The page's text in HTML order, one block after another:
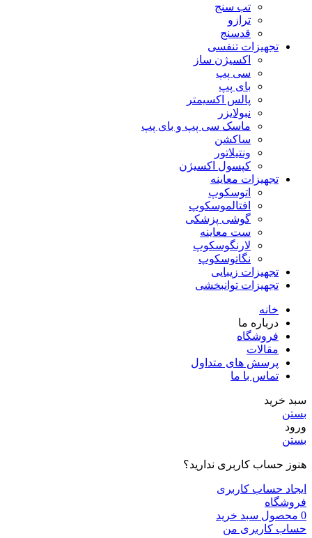
تب سنج
ترازو
قدسنج
تجهیزات تنفسی
اکسیژن ساز
سی پپ
بای پپ
پالس اکسیمتر
نبولایزر
ماسک سی پپ و بای پپ
ساکشن
ونتیلاتور
کپسول اکسیژن
تجهیزات معاینه
اتوسکوپ
افتالموسکوپ
گوشی پزشکی
ست معاینه
لارنگوسکوپ
نگاتوسکوپ
تجهیزات زیبایی
تجهیزات توانبخشی
خانه
درباره ما
فروشگاه
مقالات
پرسش های متداول
تماس با ما
سبد خرید
بستن
ورود
بستن
هنوز حساب کاربری ندارید؟
ایجاد حساب کاربری
فروشگاه
0 محصول سبد خرید
حساب کاربری من